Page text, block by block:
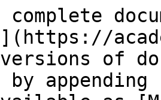
versions of